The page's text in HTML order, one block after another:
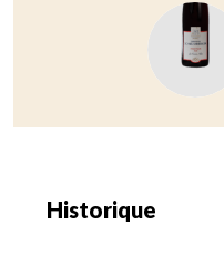
Historique